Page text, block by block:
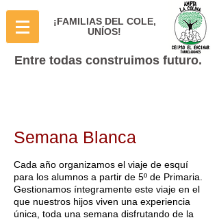
¡FAMILIAS DEL COLE,
UNÍOS!
Entre todas construimos futuro.
Semana Blanca
Cada año organizamos el viaje de esquí
para los alumnos a partir de 5º de Primaria.
Gestionamos íntegramente este viaje en el
que nuestros hijos viven una experiencia
única, toda una semana disfrutando de la